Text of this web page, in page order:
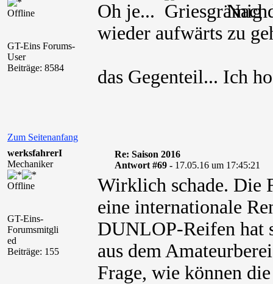
Offline
GT-Eins Forums-
User
Beiträge: 8584
Oh je...
wieder aufwärts zu
das Gegenteil... Ich
Zum Seitenanfang
werksfahrerI
Mechaniker
Offline
GT-Eins-
Forumsmitgli
ed
Beiträge: 155
Re: Saison 2016
Antwort #69 - 17.05.16 um 17:45:21
Wirklich schade. Die
eine internationale
DUNLOP-Reifen hat
aus dem
Frage, wie können